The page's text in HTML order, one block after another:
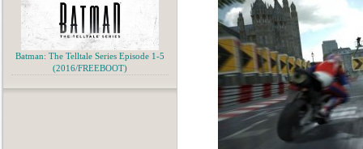
Batman: The Telltale Series Episode 1-5
(2016/FREEBOOT)